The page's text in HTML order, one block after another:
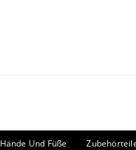
Hände Und Füße